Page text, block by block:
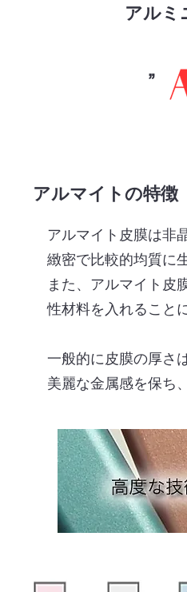
アルミ
​アルマイトの特徴
アルマイト皮膜は非
緻密で比較的均質に
また、アルマイト皮
性材料を入れること
一般的に皮膜の厚さ
美麗な金属感を保ち